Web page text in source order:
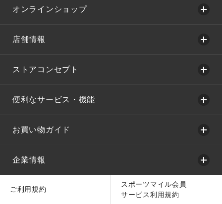
オンラインショップ
店舗情報
ストアコンセプト
便利なサービス・機能
お買い物ガイド
企業情報
ご利用規約
スポーツマイル会員
サービス利用規約